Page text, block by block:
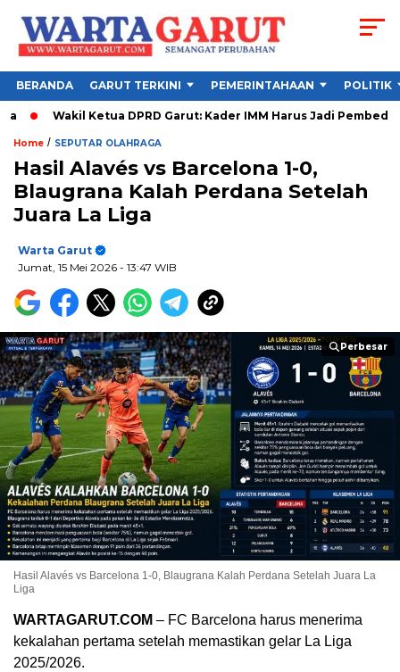
BERANDA GARUT TERKINI PEMERINTAHAAN POLITIK
Ketua DPRD Garut: Kader IMM Harus Jadi Pembeda, Ini
Home / SEPUTAR OLAHRAGA
Hasil Alavés vs Barcelona 1-0,
Blaugrana Kalah Perdana Setelah
Juara La Liga
Warta Garut
Jumat, 15 Mei 2026 - 13:47 WIB
Perbesar
Perbesar
Hasil Alavés vs Barcelona 1-0, Blaugrana Kalah Perdana Setelah Juara La
Liga
WARTAGARUT.COM – FC Barcelona harus menerima
kekalahan pertama setelah memastikan gelar La Liga
2025/2026.